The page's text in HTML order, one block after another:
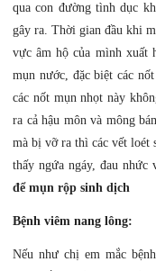
qua con đường tình dục
gây ra. Thời gian đầu khi
vực âm hộ của mình xuất
mụn nước, đặc biệt các
các nốt mụn nhọt này
ra cả hậu môn và mông
mà bị vỡ ra thì các vết loét
thấy ngứa ngáy, đau
để mụn rộp sinh dịch
Bệnh viêm nang lông:
Nếu như chị em mắc